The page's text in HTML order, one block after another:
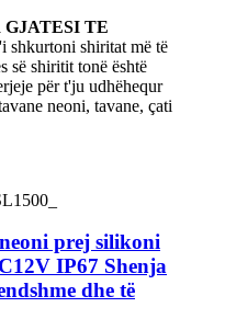
GJATESI TE
shkurtoni shiritat më të
së shiritit tonë është
për t'ju udhëhequr
neoni, tavane, çati
prej silikoni
IP67 Shenja
dhe të